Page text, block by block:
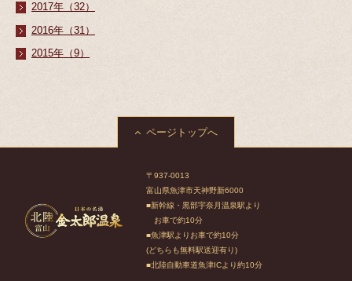
2017年（32）
2016年（31）
2015年（9）
ページトップへ
〒937-0013
富山県魚津市天神野新6000
■新幹線・黒部宇奈月温泉駅より
お車で約10分
■魚津駅よりお車で約10分
(どちらも無料駅送迎有り)
■北陸自動車道魚津ICより約10分